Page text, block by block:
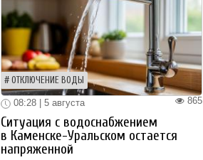
ОТКЛЮЧЕНИЕ ВОДЫ
865
08:28 | 5 августа
Ситуация с водоснабжением
в Каменске-Уральском остается
напряженной